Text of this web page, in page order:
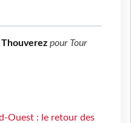
Thouverez pour Tour
Ouest : le retour des